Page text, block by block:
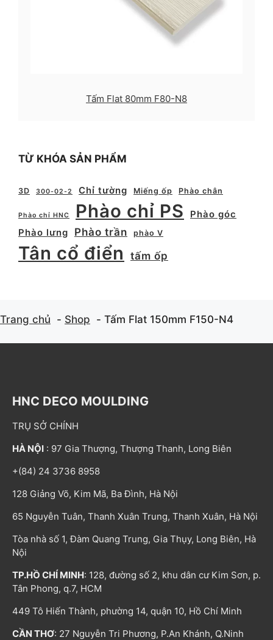
Tấm Flat 80mm F80-N8
TỪ KHÓA SẢN PHẨM
3D 300-02-2 Chỉ tường Miếng ốp Phào chân
Phào chỉ HNC Phào chỉ PS
Phào góc
Phào lưng
Phào trần phào V
Tân cổ điển tấm ốp
Trang chủ Shop Tấm Flat 150mm F150-N4
HNC DECO MOULDING
TRỤ SỞ CHÍNH
HÀ NỘI : 97 Gia Thượng, Thượng Thanh, Long Biên
+(84) 24 3736 8958
128 Giảng Võ, Kim Mã, Ba Đình, Hà Nội
65 Nguyễn Tuân, Thanh Xuân Trung, Thanh Xuân, Hà Nội
Tòa nhà số 1, Đàm Quang Trung, Gia Thụy, Long Biên, Hà
Nội
TP.HỒ CHÍ MINH: 128, đường số 2, khu dân cư Kim Sơn, p.
Tân Phong, q.7, HCM
449 Tô Hiến Thành, phường 14, quận 10, Hồ Chí Minh
CẦN THƠ: 27 Nguyễn Tri Phương, P.An Khánh, Q.Ninh